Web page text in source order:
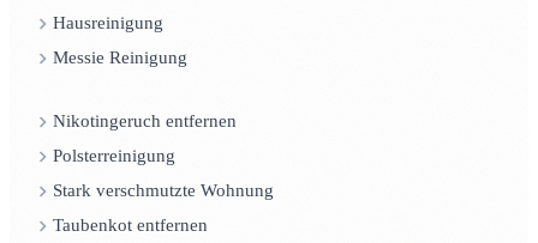
Hausreinigung
Messie Reinigung
Nikotingeruch entfernen
Polsterreinigung
Stark verschmutzte Wohnung
Taubenkot entfernen